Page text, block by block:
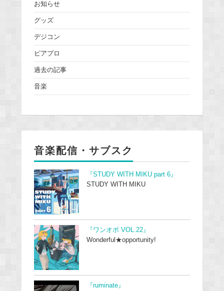
お知らせ
グッズ
デジコン
ピアプロ
過去の記事
音楽
音楽配信・サブスク
『STUDY WITH MIKU part 6』
STUDY WITH MIKU
『ワンオポ VOL.22』
Wonderful★opportunity!
『ruminate』